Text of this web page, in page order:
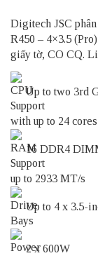
Digitech JSC
R450 – 4×3.5
giấy tờ, CO CQ.
Up to two 3rd
with up to 24
16 DDR4
up to 2933 MT/s
Up to 4 x 3.5-
2 x 600W